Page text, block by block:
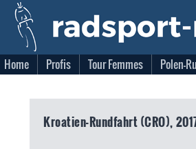
Home Profis Tour Femmes Polen-
Kroatien-Rundfahrt (CRO),